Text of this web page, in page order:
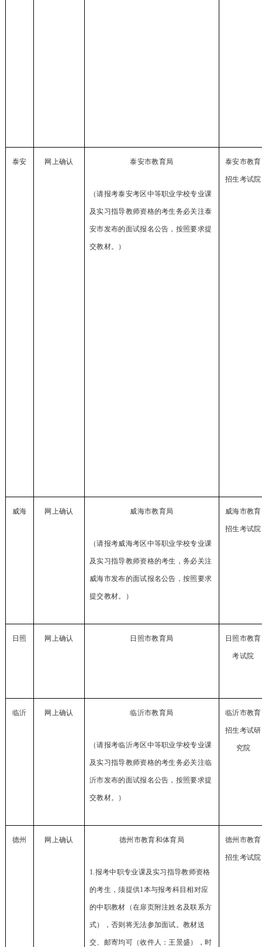
泰安 网上确认 泰安市教育局
（请报考泰安考区中等职业学校专业课
及实习指导教师资格的考生务必关注泰
安市发布的面试报名公告，按照要求提
交教材。）
泰安市教育
招生考试院
威海 网上确认 威海市教育局
（请报考威海考区中等职业学校专业课
及实习指导教师资格的考生，务必关注
威海市发布的面试报名公告，按照要求
提交教材。）
威海市教育
招生考试院
日照 网上确认 日照市教育局 日照市教育
考试院
临沂 网上确认 临沂市教育局
（请报考临沂考区中等职业学校专业课
及实习指导教师资格的考生务必关注临
沂市发布的面试报名公告，按照要求提
交教材。）
临沂市教育
招生考试研
究院
德州 网上确认 德州市教育和体育局
1.报考中职专业课及实习指导教师资格
的考生，须提供1本与报考科目相对应
的中职教材（在扉页附注姓名及联系方
式），否则将无法参加面试。教材送
交、邮寄均可（收件人：王景盛），时
德州市教育
招生考试院